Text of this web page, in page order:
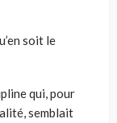
soit le
qui, pour
semblait